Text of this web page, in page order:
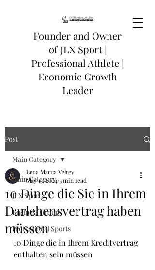
Founder and Owner
ofJLX Sport |
Professional Athlete |
Economic Growth
Leader
Post
Main Category
JLX Sport
Business Group
Professional Sports
Main Category
10 Dinge die Sie in Ihrem
Darlehensvertrag haben
müssen
Lena Marija Velrey
May 13, 20243 min read
10 Dinge die in Ihrem Kreditvertrag
enthalten sein müssen